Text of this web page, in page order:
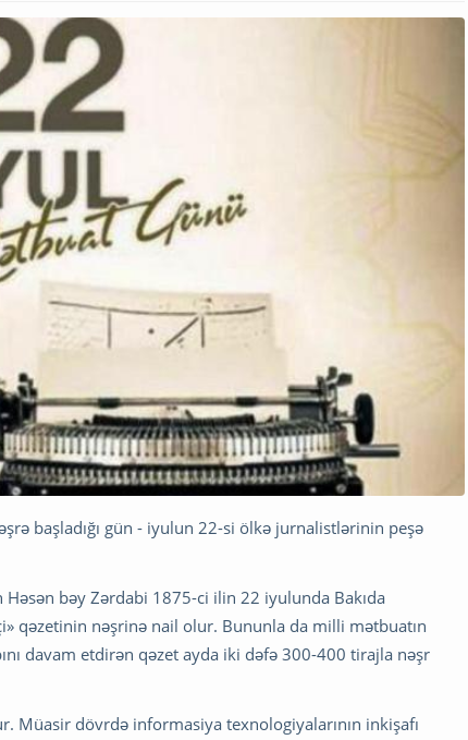
başladığı gün - iyulun 22-si ölkə jurnalistlərinin peşə
bəy Zərdabi 1875-ci ilin 22 iyulunda Bakıda
qəzetinin nəşrinə nail olur. Bununla da milli mətbuatın
davam etdirən qəzet ayda iki dəfə 300-400 tirajla nəşr
dövrdə informasiya texnologiyalarının inkişafı